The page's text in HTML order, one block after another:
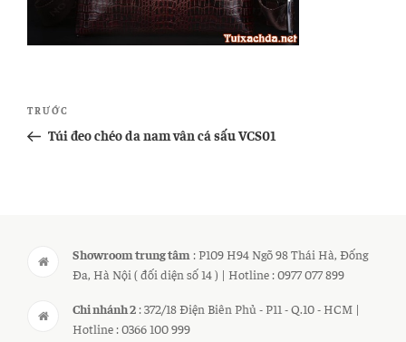
Điều
hướng
Bài
cũ
TRƯỚC
Túi đeo chéo da nam vân cá sấu VCS01
Showroom trung tâm : P109 H94 Ngõ 98 Thái Hà, Đống
Đa, Hà Nội ( đối diện số 14 ) | Hotline : 0977 077 899
Chi nhánh 2 : 372/18 Điện Biên Phủ - P11 - Q.10 - HCM |
Hotline : 0366 100 999